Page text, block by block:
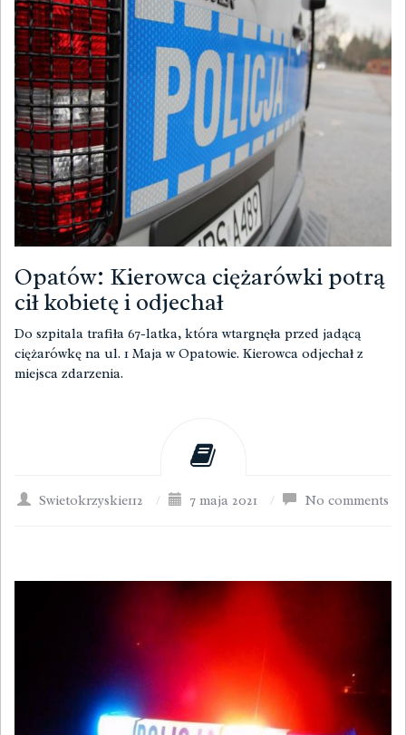
Opatów: Kierowca ciężarówki potrą
cił kobietę i odjechał
Do szpitala trafiła 67-latka, która wtargnęła przed jadącą
ciężarówkę na ul. 1 Maja w Opatowie. Kierowca odjechał z
miejsca zdarzenia.
Swietokrzyskie112 / 7 maja 2021 / No comments